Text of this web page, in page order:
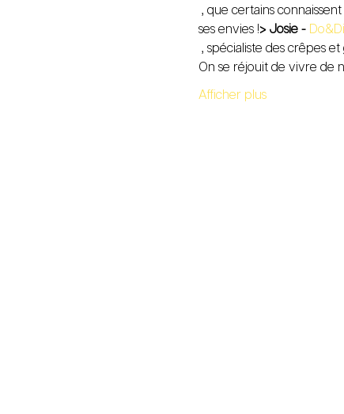
ses envies !> Josie - Do&Di
, spécialiste des crêpes
On se réjouit de vivre de
Afficher plus